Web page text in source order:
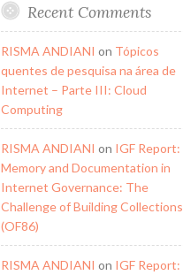
Recent Comments
RISMA ANDIANI on Tópicos
quentes de pesquisa na área de
Internet – Parte III: Cloud
Computing
RISMA ANDIANI on IGF Report:
Memory and Documentation in
Internet Governance: The
Challenge of Building Collections
(OF86)
RISMA ANDIANI on IGF Report: